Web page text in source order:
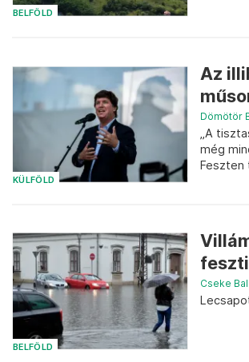
BELFÖLD
KÜLFÖLD
Az
Dömötör
„A
még
Feszten
BELFÖLD
Cseke